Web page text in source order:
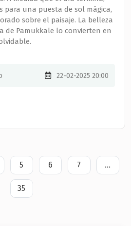
para una puesta de sol mágica,
sobre el paisaje. La belleza
de Pamukkale lo convierten en
22-02-2025 20:00
5
(current)
6 7 ...
35